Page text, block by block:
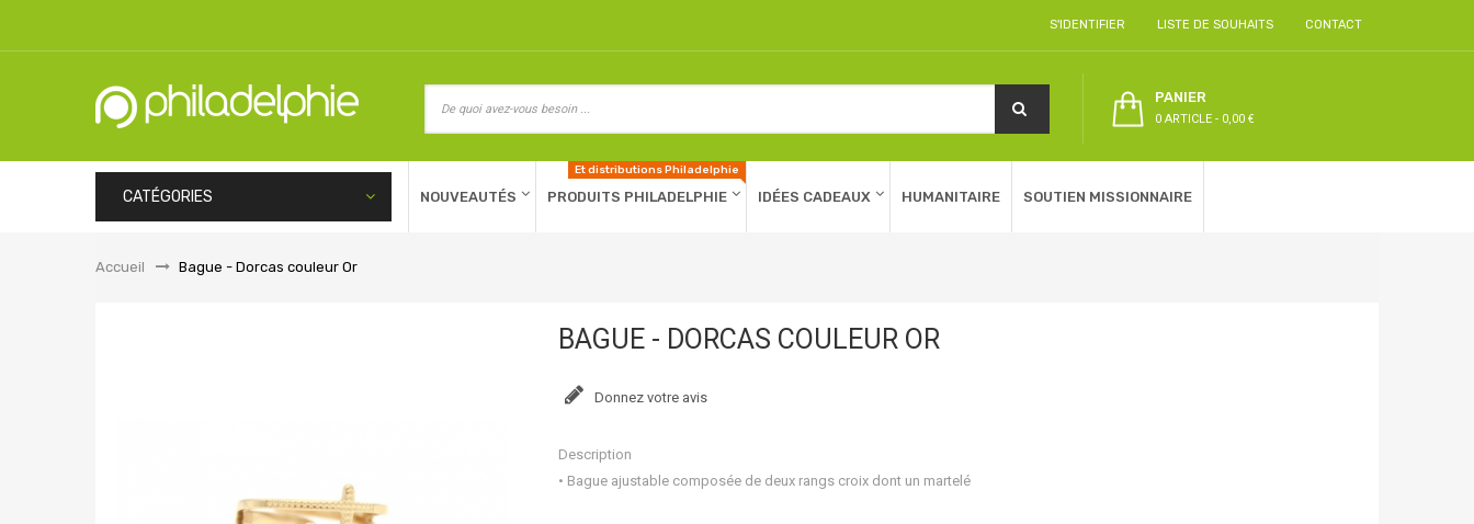
S'IDENTIFIER LISTE DE SOUHAITS CONTACT
PANIER
0 ARTICLE - 0,00 €
CATÉGORIES NOUVEAUTÉS PRODUITS PHILADELPHIE
Et distributions Philadelphie
IDÉES CADEAUX HUMANITAIRE SOUTIEN MISSIONNAIRE
Accueil &gt;Bague - Dorcas couleur Or
BAGUE - DORCAS COULEUR OR
Donnez votre avis
Description
• Bague ajustable composée de deux rangs croix dont un martelé